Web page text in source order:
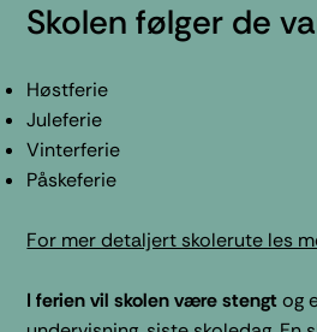
Skolen følger de
Høstferie
Juleferie
Vinterferie
Påskeferie
For mer detaljert skolerute les
I ferien vil skolen være stengt og